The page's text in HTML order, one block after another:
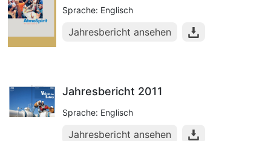
Sprache: Englisch
Jahresbericht ansehen
Jahresbericht 2011
Sprache: Englisch
Jahresbericht ansehen